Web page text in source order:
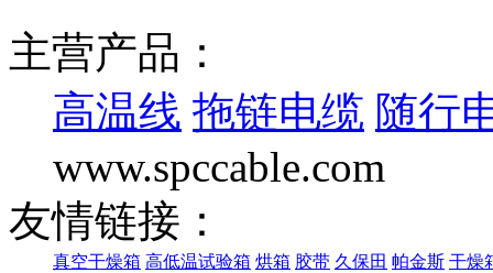
主营产品：
高温线 拖链电缆 随行
www.spccable.com
友情链接：
真空干燥箱 高低温试验箱 烘箱 胶带 久保田 帕金斯 干燥